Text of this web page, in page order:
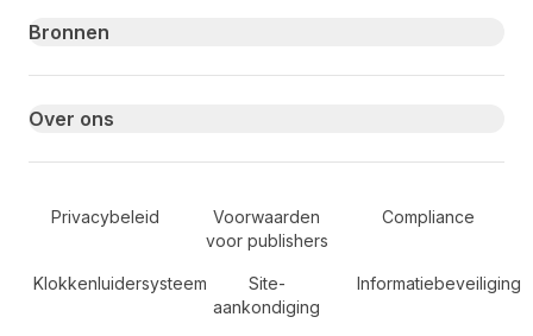
Bronnen
Over ons
Secondary Footer Navigation
Privacybeleid
Voorwaarden
voor publishers
Compliance
Klokkenluidersysteem
Site-
aankondiging
Informatiebeveiliging